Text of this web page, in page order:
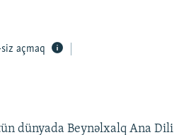
açmaq
dünyada Beynəlxalq Ana Dili